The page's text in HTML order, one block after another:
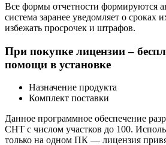
Все формы отчетности формируются
система заранее уведомляет о сроках
избежать просрочек и штрафов.
При покупке лицензии –
помощи в установке
Назначение продукта
Комплект поставки
Данное программное обеспечение
СНТ с числом участков до 100.
только на одном ПК — лицензия